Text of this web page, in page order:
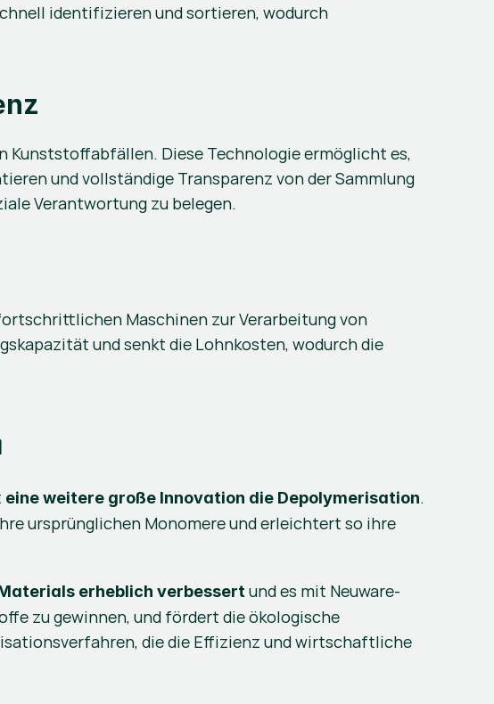
identifizieren und sortieren, wodurch
Kunststoffabfällen. Diese Technologie ermöglicht es,
und vollständige Transparenz von der Sammlung
Verantwortung zu belegen.
Maschinen zur Verarbeitung von
und senkt die Lohnkosten, wodurch die
eine weitere große Innovation die Depolymerisation.
ursprünglichen Monomere und erleichtert so ihre
erheblich verbessert und es mit Neuware-
zu gewinnen, und fördert die ökologische
die die Effizienz und wirtschaftliche